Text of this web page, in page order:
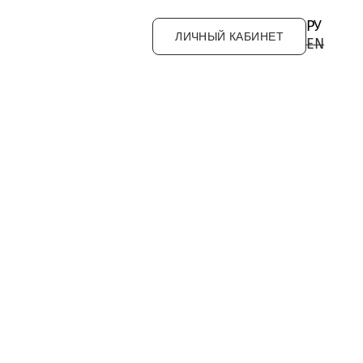
ЛИЧНЫЙ КАБИНЕТ
РУ
EN